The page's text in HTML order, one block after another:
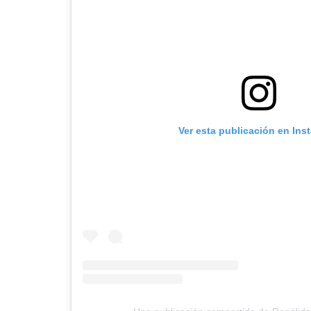
Ver esta publicación en